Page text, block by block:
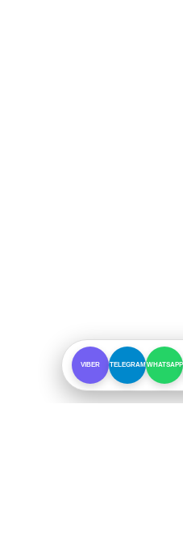
VIBER TELEGRAMWHATSAPP